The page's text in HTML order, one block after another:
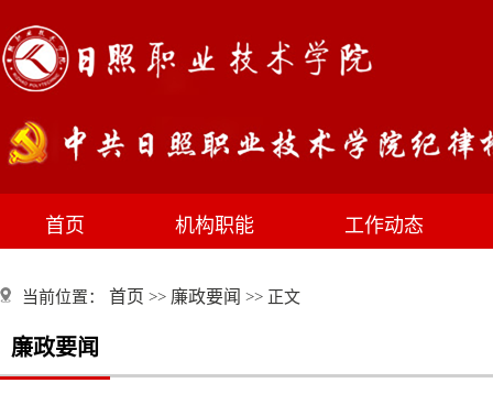
首页 机构职能 工作动态
当前位置： 首页 >> 廉政要闻 >> 正文
廉政要闻